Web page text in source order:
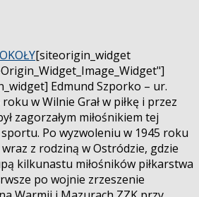
[siteorigin_widget
Edmund Szporko – ur.
roku w Wilnie Grał w piłkę i przez
zagorzałym miłośnikiem tej
Po wyzwoleniu w 1945 roku
wraz z rodziną w Ostródzie, gdzie
kilkunastu miłośników piłkarstwa
po wojnie zrzeszenie